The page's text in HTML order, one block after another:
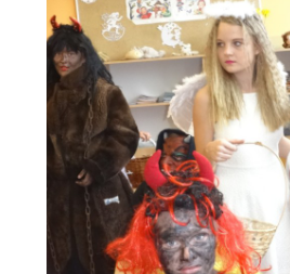
-- Inspekční zpráva
Družina
-- O školní družině
-- Informace
-- Vnitřní řád školní družiny
Jídelna